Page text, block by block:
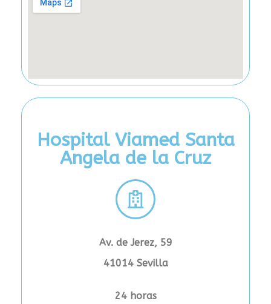
Hospital Viamed Santa
Angela de la Cruz
Av. de Jerez, 59
41014 Sevilla
24 horas